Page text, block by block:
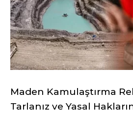
Maden Kamulaştırma
Tarlanız ve Yasal